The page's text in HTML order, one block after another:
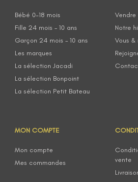
Bébé 0-18 mois
Fille 24 mois – 10 ans
Garçon 24 mois – 10 ans
Les marques
La sélection Jacadi
La sélection Bonpoint
La sélection Petit Bateau
Vendre
Notre
Vous &
MON COMPTE
Mon compte
Mes commandes
vente